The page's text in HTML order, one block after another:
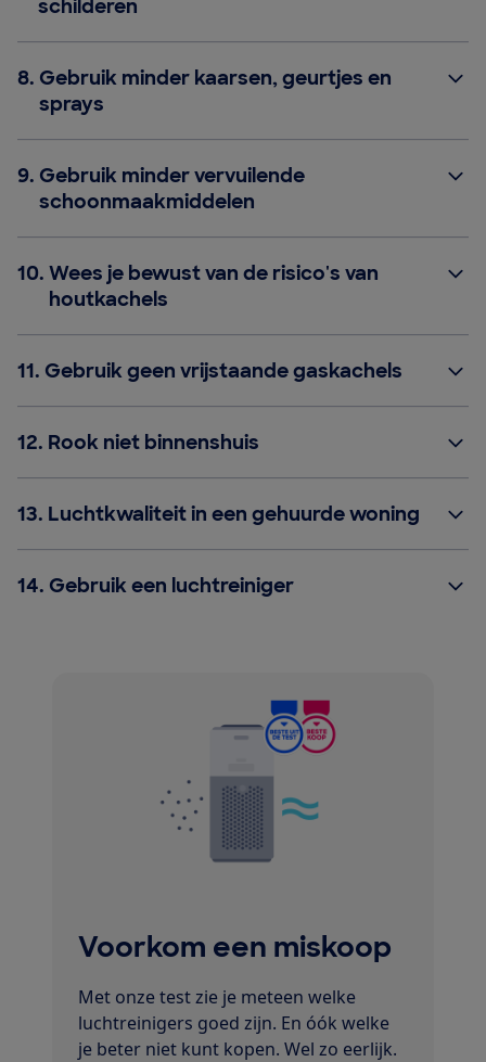
schilderen
8. Gebruik minder kaarsen, geurtjes en
sprays
9. Gebruik minder vervuilende
schoonmaakmiddelen
10. Wees je bewust van de risico's van
houtkachels
11. Gebruik geen vrijstaande gaskachels
12. Rook niet binnenshuis
13. Luchtkwaliteit in een gehuurde woning
14. Gebruik een luchtreiniger
Voorkom een miskoop
Met onze test zie je meteen welke
luchtreinigers goed zijn. En óók welke
je beter niet kunt kopen. Wel zo eerlijk.